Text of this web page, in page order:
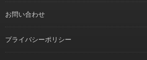
お問い合わせ
プライバシーポリシー